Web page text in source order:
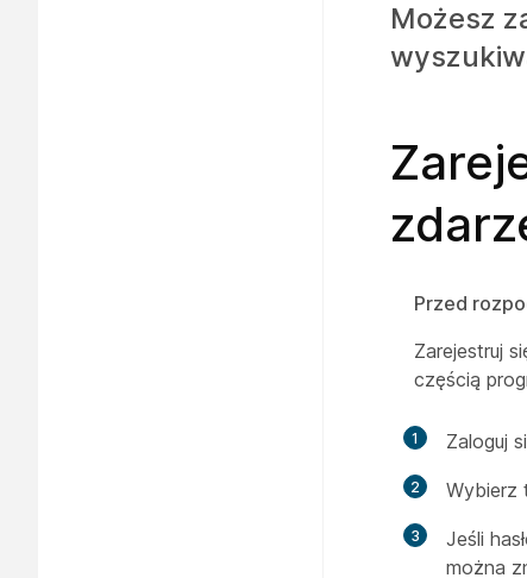
Możesz
Przed
Zarejestruj
częścią
1 Zaloguj
2 Wybierz
3 Jeśli
można